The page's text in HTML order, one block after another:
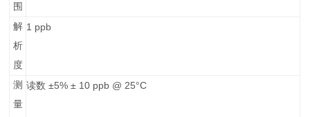
围
解
析
度
1 ppb
测
量
读数 ±5% ± 10 ppb @ 25°C